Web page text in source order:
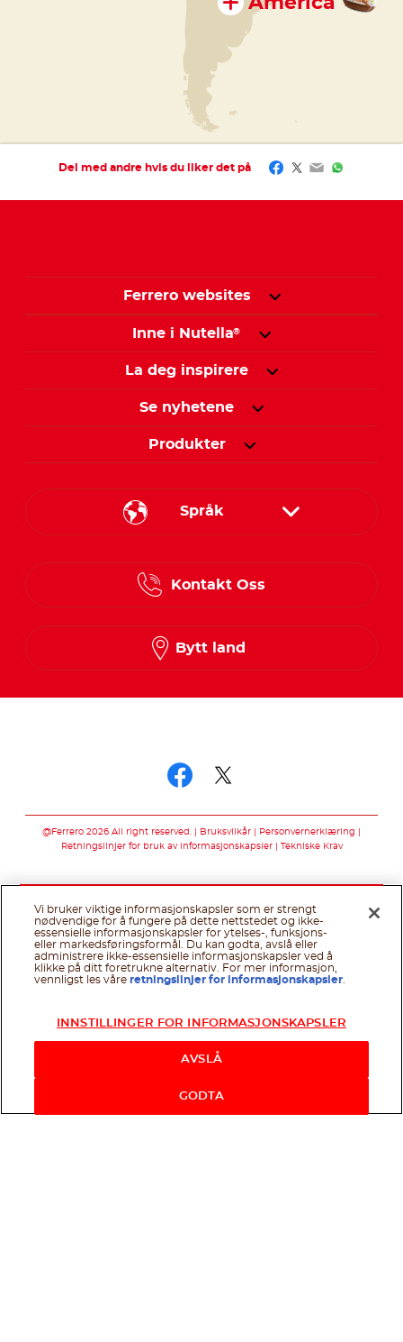
Del med andre hvis du liker det på Facebook
Twitter
Email
Ferrero websites
Inne i Nutella®
La deg inspirere
Se nyhetene
Produkter
Språk
Danish
Norwegian
Kontakt Oss
Bytt land
@Ferrero 2026 All right reserved. Bruksvilkår
Personvernerklæring
Retningslinjer for bruk av informasjonskapsler
Tekniske Krav
Vi bruker viktige informasjonskapsler som er strengt
nødvendige for å fungere på dette nettstedet og ikke-
essensielle informasjonskapsler for ytelses-, funksjons-
eller markedsføringsformål. Du kan godta, avslå eller
administrere ikke-essensielle informasjonskapsler ved å
klikke på ditt foretrukne alternativ. For mer informasjon,
vennligst les våreretningslinjer for informasjonskapsler
INNSTILLINGER FOR INFORMASJONSKAPSLER
AVSLÅ
GODTA